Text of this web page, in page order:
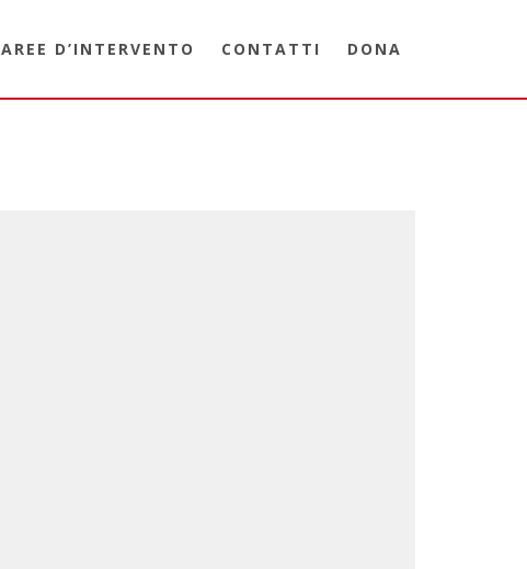
AREE D’INTERVENTO CONTATTI DONA